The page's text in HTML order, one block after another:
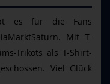
es für die Fans
Mit T-
Trikots als T-Shirt-
Viel Glück